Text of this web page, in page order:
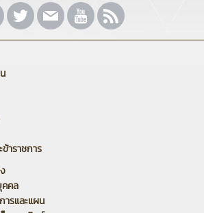
าราชการ
คคล
ารและแผน